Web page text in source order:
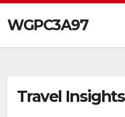
WGPC3A97
Travel Insights